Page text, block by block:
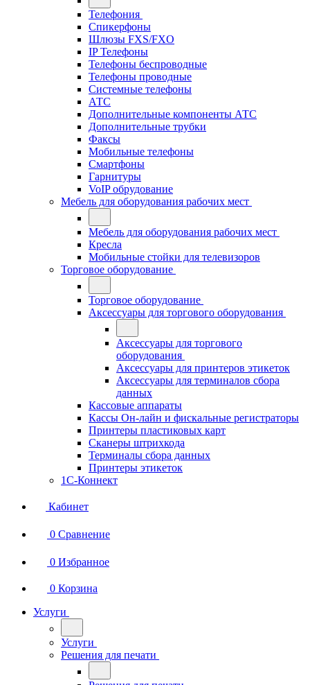
Телефония
Спикерфоны
Шлюзы FXS/FXO
IP Телефоны
Телефоны беспроводные
Телефоны проводные
Системные телефоны
АТС
Дополнительные компоненты АТС
Дополнительные трубки
Факсы
Мобильные телефоны
Смартфоны
Гарнитуры
VoIP обрудование
Мебель для оборудования рабочих мест
Мебель для оборудования рабочих мест
Кресла
Мобильные стойки для телевизоров
Торговое оборудование
Торговое оборудование
Аксессуары для торгового оборудования
Аксессуары для торгового
оборудования
Аксессуары для принтеров этикеток
Аксессуары для терминалов сбора
данных
Кассовые аппараты
Кассы Он-лайн и фискальные регистраторы
Принтеры пластиковых карт
Сканеры штрихкода
Терминалы сбора данных
Принтеры этикеток
1С-Коннект
Кабинет
0 Сравнение
0 Избранное
0 Корзина
Услуги
Услуги
Решения для печати